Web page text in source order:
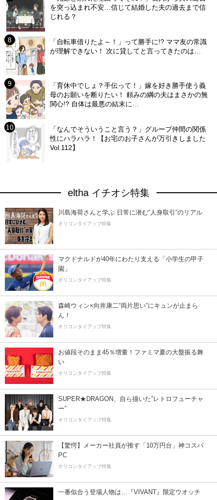
を突っ込まれ不安…信じて結婚した夫の過去まで信
じれる？
「自転車借りたよ～！」って勝手に!? ママ友の常識
が理解できない！ 次に貸してと言ってきたのは…
「育休中でしょ？手伝って！」嫁を好き勝手使う義
母のお願いを断りたい！ 頼みの綱の夫はまさかの無
関心!? 自体は最悪の結末に…
「なんでそういうこと言う？」グループ仲間の関係
性にハラハラ！【お宅のお子さんが万引きしました
Vol.112】
eltha イチオシ特集
川島海荷さんと学ぶ 日常に潜む“人身取引”のリアル
オリコンタイアップ特集
マクドナルドが40年にわたり支える「小学生の甲子
園」
オリコンタイアップ特集
森崎ウィン×向井康二“両片思い”にキュンが止まら
ん！
オリコンタイアップ特集
お値段そのまま45％増量！ファミマ夏の大盤振る舞
い
オリコンタイアップ特集
SUPER★DRAGON、自ら描いた”レトロフューチャ
ー”
オリコンタイアップ特集
【驚愕】メーカー社員が推す「10万円台」神コスパ
PC
オリコンタイアップ特集
一番似合う登場人物は…『VIVANT』限定ウオッチ